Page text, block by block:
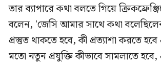
তার ব্যাপারে কথা বলতে গিয়ে
বলেন, 'জেসি আমার সাথে কথা
প্রস্তুত থাকতে হবে, কী প্রত্যাশা করতে হবে
মতো নতুন প্রযুক্তি কীভাবে সামলাতে